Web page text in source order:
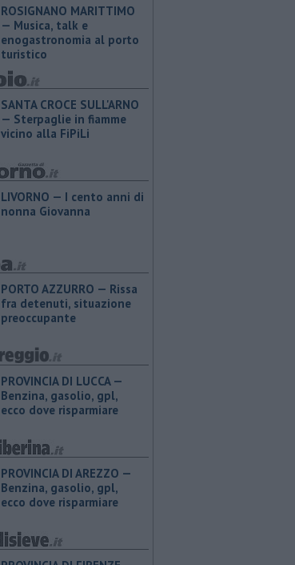
ROSIGNANO MARITTIMO
— Musica, talk e
enogastronomia al porto
turistico
SANTA CROCE SULL'ARNO
— Sterpaglie in fiamme
vicino alla FiPiLi
LIVORNO — I cento anni di
nonna Giovanna
PORTO AZZURRO — Rissa
fra detenuti, situazione
preoccupante
PROVINCIA DI LUCCA — ​
Benzina, gasolio, gpl,
ecco dove risparmiare
PROVINCIA DI AREZZO — ​
Benzina, gasolio, gpl,
ecco dove risparmiare